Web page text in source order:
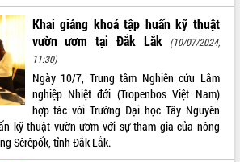
Khai giảng khoá tập huấn kỹ thuật
vườn ươm tại Đắk Lắk
(10/07/2024,
11:30)
Ngày 10/7, Trung tâm Nghiên cứu Lâm
nghiệp Nhiệt đới (Tropenbos Việt Nam)
hợp tác với Trường Đại học Tây Nguyên
kỹ thuật vườn ươm với sự tham gia của nông
Sêrêpốk, tỉnh Đắk Lắk.